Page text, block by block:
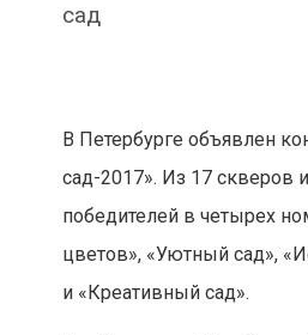
сад
В Петербурге объявлен
сад-2017». Из 17 скверов
победителей в четырех
цветов», «Уютный сад»,
и «Креативный сад».